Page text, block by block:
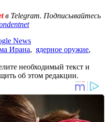
в Telegram. Подписывайтесь
News
Ирана, ядерное оружие,
необходимый текст и
об этом редакции.